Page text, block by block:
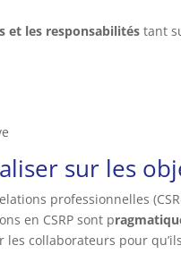
et les responsabilitéstant
sur les
professionnelles
en CSRP sont p
les collaborateurs pour qu’ils